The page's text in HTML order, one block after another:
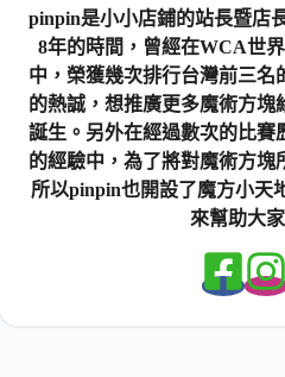
pinpin是小小店鋪的站長暨店
8年的時間，曾經在WCA世
中，榮獲幾次排行台灣前三名
的熱誠，想推廣更多魔術方塊
誕生。另外在經過數次的比賽
的經驗中，為了將對魔術方塊
所以pinpin也開設了魔方小天
來幫助大